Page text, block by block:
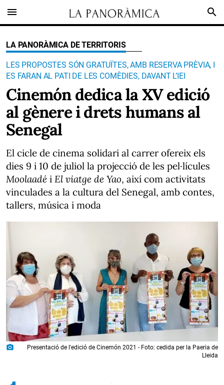
menu search
LA PANORÀMICA DE TERRITORIS
LES PROPOSTES SÓN GRATUÏTES, AMB RESERVA PRÈVIA, I
ES FARAN AL PATI DE LES COMÈDIES, DAVANT L’IEI
Cinemón dedica la XV edició
al gènere i drets humans al
Senegal
El cicle de cinema solidari al carrer ofereix els
dies 9 i 10 de juliol la projecció de les pel·lícules
Moolaadé i El viatge de Yao, així com activitats
vinculades a la cultura del Senegal, amb contes,
tallers, música i moda
photo_camera
Presentació de l'edició de Cinemón 2021 - Foto: cedida per la Paeria de
Lleida